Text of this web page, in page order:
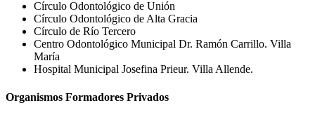
Círculo Odontológico de Unión
Círculo Odontológico de Alta Gracia
Círculo de Río Tercero
Centro Odontológico Municipal Dr. Ramón Carrillo. Villa
María
Hospital Municipal Josefina Prieur. Villa Allende.
Organismos Formadores Privados